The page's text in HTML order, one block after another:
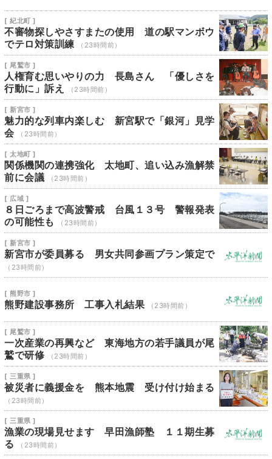
[ 紀北町 ]
不審物探しやさすまたの使用 道の駅マンボウ
でテロ対策訓練
（23時間前）
[ 尾鷲市 ]
人権育む思いやりの力 長島さん 「優しさを
行動に」訴え
（23時間前）
[ 新宮市 ]
魅力的な列車内楽しむ 新宮駅で「銀河」見学
会
（23時間前）
[ 太地町 ]
関係機関の連携強化 太地町、追い込み漁解禁
前に会議
（23時間前）
[ 広域 ]
８日ごろまで高波警戒 台風１３号 警報発表
の可能性も
（23時間前）
[ 新宮市 ]
新宮市が委員募る 男女共同参画プラン策定で
（23時間前）
[ 熊野市 ]
熊野建設事務所 工事入札結果 （23時間前）
[ 尾鷲市 ]
一次産業の再興など 東海地方の若手議員が尾
鷲で研修
（23時間前）
[ 三重県 ]
被災者に義援金を 熊本地震 受け付け始まる
（23時間前）
[ 三重県 ]
漁業の現場見せます 早田漁師塾 １１期生募
る
（23時間前）